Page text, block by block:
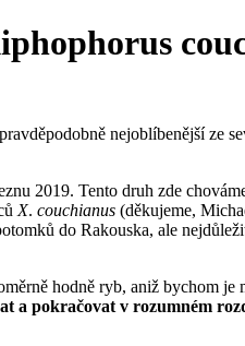
nejoblíbenější ze
2019. Tento druh zde
X. couchianus (děkujeme,
do Rakouska, ale
hodně ryb, aniž bychom
a pokračovat v rozumném